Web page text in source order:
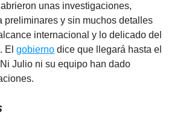
unas investigaciones,
preliminares y sin muchos detalles
internacional y lo delicado del
El gobierno dice que llegará hasta el
Julio ni su equipo han dado